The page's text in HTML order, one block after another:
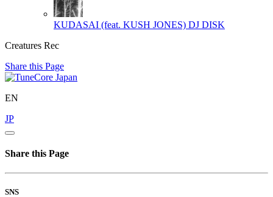
KUDASAI (feat. KUSH JONES) DJ DISK
Creatures Rec
Share this Page
EN
JP
Share this Page
SNS